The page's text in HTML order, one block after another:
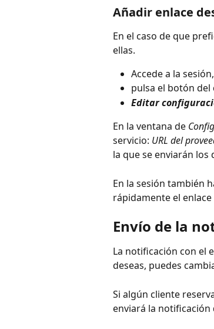
Añadir enlace
En el caso de que
ellas.
Accede a la sesión,
pulsa el botón del
Editar
En la ventana de
servicio: URL del
la que se enviarán los
En la sesión también
rápidamente el
Envío de la
La notificación con el
deseas, puedes
Si algún cliente
enviará la notificación